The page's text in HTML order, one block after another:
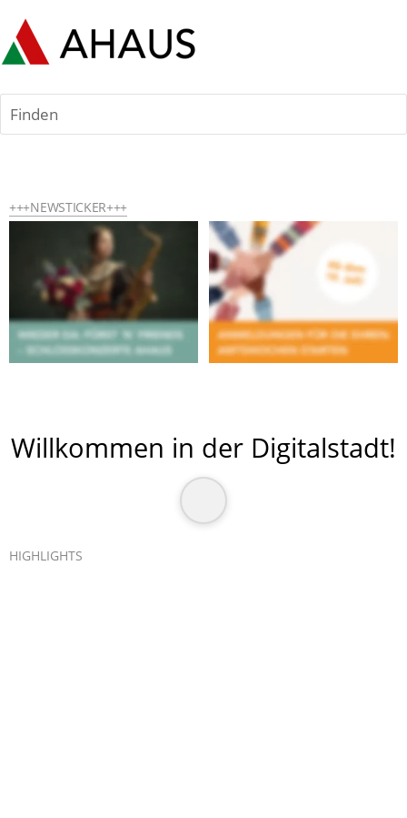
Finden
+++NEWSTICKER+++
Willkommen in der Digitalstadt!
HIGHLIGHTS